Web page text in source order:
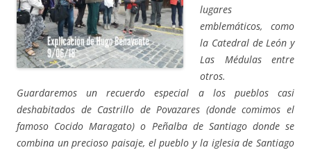
lugares
emblemáticos, como
la Catedral de León y
Las Médulas entre
otros.
Guardaremos un recuerdo especial a los pueblos casi
deshabitados de Castrillo de Povazares (donde comimos el
famoso Cocido Maragato) o Peñalba de Santiago donde se
combina un precioso paisaje, el pueblo y la iglesia de Santiago